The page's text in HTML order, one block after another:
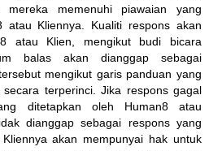
mereka memenuhi piawaian yang
atau Kliennya. Kualiti respons akan
atau Klien, mengikut budi bicara
balas akan dianggap sebagai
mengikut garis panduan yang
terperinci. Jika respons gagal
ditetapkan oleh Human8 atau
dianggap sebagai respons yang
akan mempunyai hak untuk